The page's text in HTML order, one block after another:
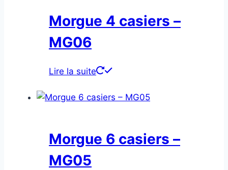
Morgue 4 casiers –
MG06
Lire la suite
Morgue 6 casiers –
MG05